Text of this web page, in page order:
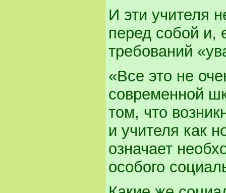
И эти учителя
перед собой и,
требований
«Все это не
современной
том, что
и учителя как
означает
особого